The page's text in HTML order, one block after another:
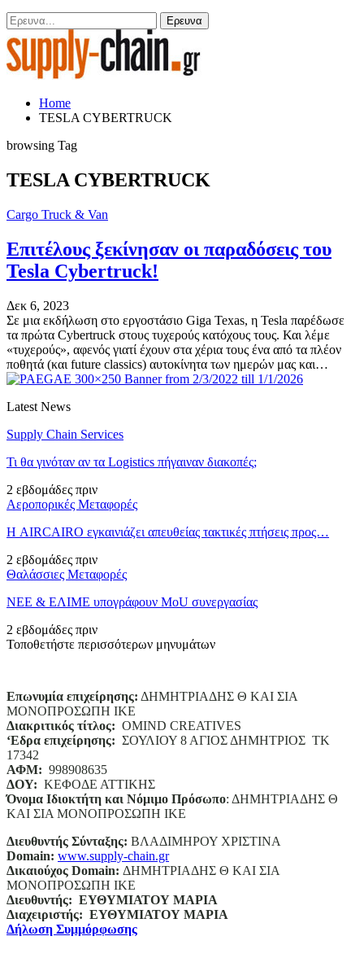
Home
TESLA CYBERTRUCK
browsing Tag
TESLA CYBERTRUCK
Cargo Truck & Van
Επιτέλους ξεκίνησαν οι παραδόσεις του
Tesla Cybertruck!
Δεκ 6, 2023
Σε μια εκδήλωση στο εργοστάσιο Giga Texas, η Tesla παρέδωσε
τα πρώτα Cybertruck στους τυχερούς κατόχους τους. Και λέμε
«τυχερούς», αφενός γιατί έχουν στα χέρια τους ένα από τα πλέον
ποθητά (και future classics) αυτοκίνητα των ημερών μας και…
Latest News
Supply Chain Services
Τι θα γινόταν αν τα Logistics πήγαιναν διακοπές;
2 εβδομάδες πριν
Αεροπορικές Μεταφορές
Η AIRCAIRO εγκαινιάζει απευθείας τακτικές πτήσεις προς…
2 εβδομάδες πριν
Θαλάσσιες Μεταφορές
ΝΕΕ & ΕΛΙΜΕ υπογράφουν MoU συνεργασίας
2 εβδομάδες πριν
Τοποθετήστε περισσότερων μηνυμάτων
Επωνυμία επιχείρησης: ΔΗΜΗΤΡΙΑΔΗΣ Θ ΚΑΙ ΣΙΑ
ΜΟΝΟΠΡΟΣΩΠΗ ΙΚΕ
Διακριτικός τίτλος: ΟΜΙΝD CREATIVES
‘Eδρα επιχείρησης: ΣΟΥΛΙΟΥ 8 ΑΓΙΟΣ ΔΗΜΗΤΡΙΟΣ ΤΚ
17342
ΑΦΜ: 998908635
ΔΟΥ: ΚΕΦΟΔΕ ΑΤΤΙΚΗΣ
Όνομα Ιδιοκτήτη και Νόμιμο Πρόσωπο: ΔΗΜΗΤΡΙΑΔΗΣ Θ
ΚΑΙ ΣΙΑ ΜΟΝΟΠΡΟΣΩΠΗ ΙΚΕ
Διευθυντής Σύνταξης: ΒΛΑΔΙΜΗΡΟΥ ΧΡΙΣΤΙΝΑ
Domain: www.supply-chain.gr
Δικαιούχος Domain: ΔΗΜΗΤΡΙΑΔΗΣ Θ ΚΑΙ ΣΙΑ
ΜΟΝΟΠΡΟΣΩΠΗ ΙΚΕ
Διευθυντής: ΕΥΘΥΜΙΑΤΟΥ ΜΑΡΙΑ
Διαχειριστής: ΕΥΘΥΜΙΑΤΟΥ ΜΑΡΙΑ
Δήλωση Συμμόρφωσης